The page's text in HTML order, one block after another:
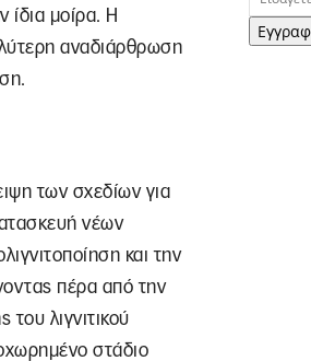
ίδια μοίρα. Η
αναδιάρθρωση
των σχεδίων για
νέων
και την
πέρα από την
λιγνιτικού
στάδιο